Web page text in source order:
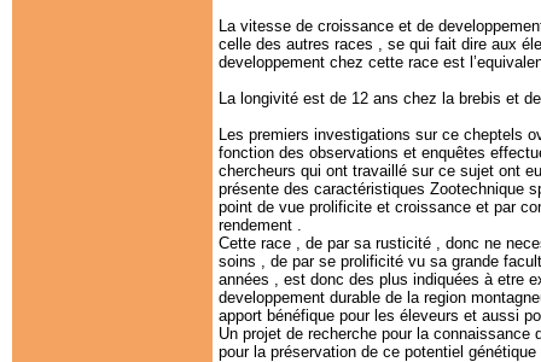
La vitesse de croissance et de
celle des autres races , se qui fait dire aux
developpement chez cette race est
La longivité est de 12 ans chez la brebis et
Les premiers investigations sur ce cheptels
fonction des observations et enquêtes
chercheurs qui ont travaillé sur ce sujet ont
présente des caractéristiques Zootechnique
point de vue prolificite et croissance et par
rendement .
Cette race , de par sa rusticité , donc ne
soins , de par se prolificité vu sa grande
années , est donc des plus indiquées à etre
developpement durable de la region
apport bénéfique pour les éleveurs et aussi
Un projet de recherche pour la
pour la préservation de ce potentiel